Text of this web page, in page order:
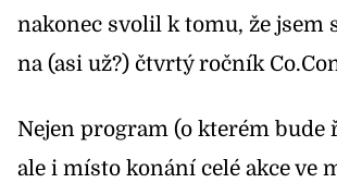
nakonec svolil k tomu, že jsem
na (asi už?) čtvrtý ročník
Nejen program (o kterém bude
ale i místo konání celé akce ve